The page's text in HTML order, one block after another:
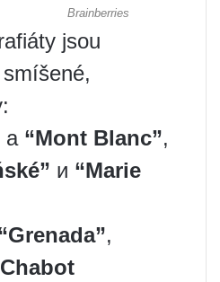
jsou
a “Mont Blanc”,
и “Marie
,
Chabot